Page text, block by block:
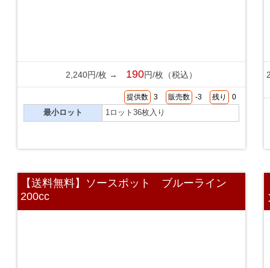
2,240円/枚 → 190円/枚（税込）
提供数 3 販売数 -3 残り 0
最小ロット 1ロット36枚入り
【送料無料】ソースポット ブルーライン
200cc